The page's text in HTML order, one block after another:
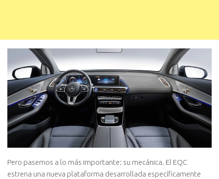
Pero pasemos a lo más importante: su mecánica. El EQC
estrena una nueva plataforma desarrollada específicamente